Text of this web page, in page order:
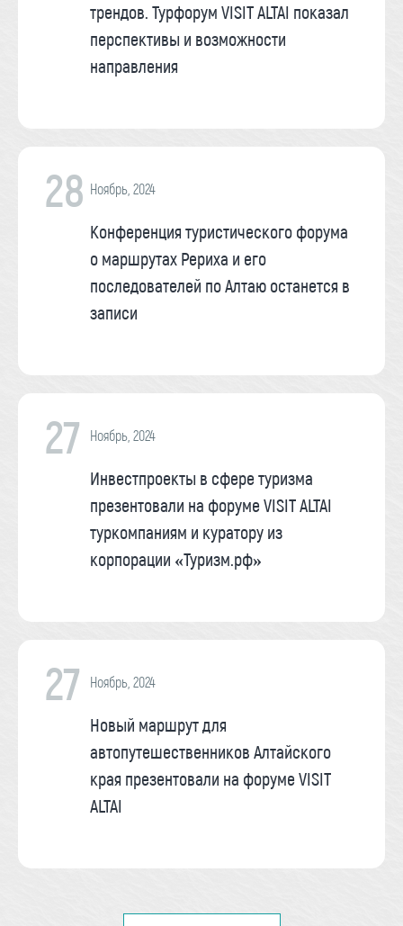
трендов. Турфорум VISIT ALTAI показал
перспективы и возможности
направления
28 Ноябрь, 2024
Конференция туристического форума
о маршрутах Рериха и его
последователей по Алтаю останется в
записи
27 Ноябрь, 2024
Инвестпроекты в сфере туризма
презентовали на форуме VISIT ALTAI
туркомпаниям и куратору из
корпорации «Туризм.рф»
27 Ноябрь, 2024
Новый маршрут для
автопутешественников Алтайского
края презентовали на форуме VISIT
ALTAI